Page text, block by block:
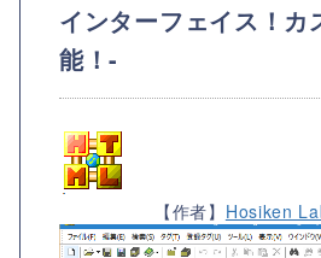
インターフェイス！カ
能！-
【作者】 Hosiken